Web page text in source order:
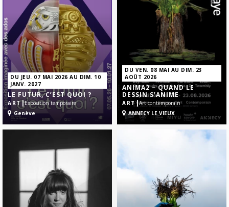
DU JEU. 07 MAI 2026 AU DIM. 10
JANV. 2027
LE FUTUR, C’EST QUOI ?
ART|Exposition temporaire
Genève
DU VEN. 08 MAI AU DIM. 23
AOÛT 2026
ANIMA2 – QUAND LE
DESSIN S’ANIME
ART|Art contemporain
ANNECY LE VIEUX